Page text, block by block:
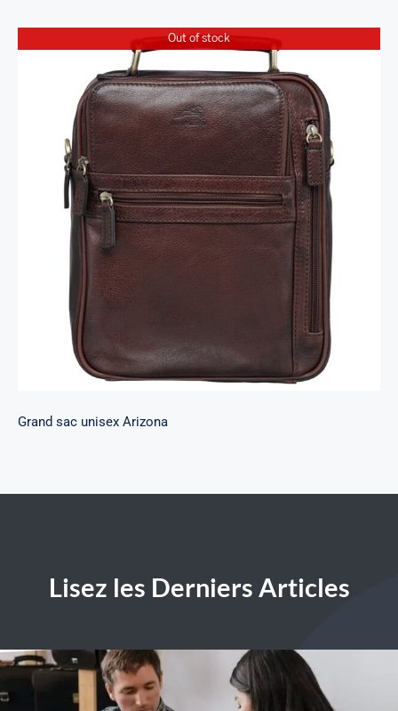
Out of stock
Grand sac unisex Arizona
Grand sac unisex Arizona
Lisez les Derniers Articles